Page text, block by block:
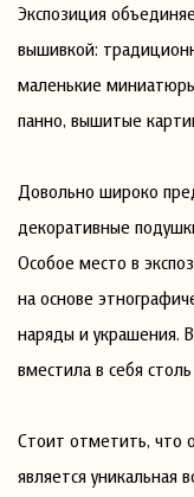
Экспозиция
вышивкой:
маленькие
панно, вышитые
Довольно широко
декоративные
Особое место в
на основе
наряды и украшения.
вместила в себя
Стоит отметить, что
является уникальная